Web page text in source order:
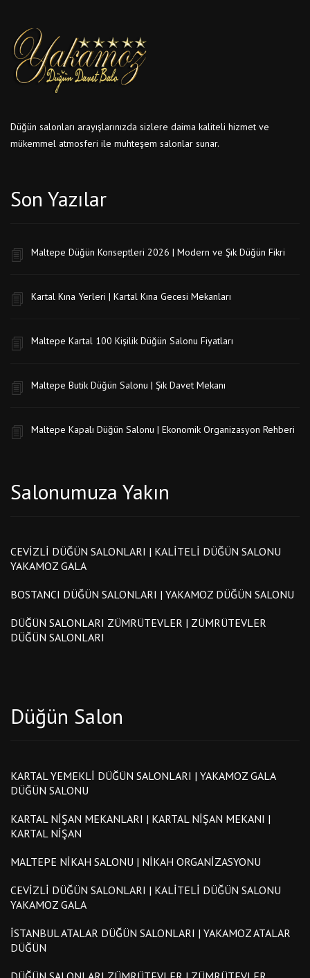
Düğün salonları arayışlarınızda sizlere daima kaliteli hizmet ve
mükemmel atmosferi ile muhteşem salonlar sunar.
Son Yazılar
Maltepe Düğün Konseptleri 2026 | Modern ve Şık Düğün Fikri
Kartal Kına Yerleri | Kartal Kına Gecesi Mekanları
Maltepe Kartal 100 Kişilik Düğün Salonu Fiyatları
Maltepe Butik Düğün Salonu | Şık Davet Mekanı
Maltepe Kapalı Düğün Salonu | Ekonomik Organizasyon Rehberi
Salonumuza Yakın
CEVIZLI DÜĞÜN SALONLARI | KALITELI DÜĞÜN SALONU
YAKAMOZ GALA
BOSTANCI DÜĞÜN SALONLARI | YAKAMOZ DÜĞÜN SALONU
DÜĞÜN SALONLARI ZÜMRÜTEVLER | ZÜMRÜTEVLER
DÜĞÜN SALONLARI
Düğün Salon
KARTAL YEMEKLI DÜĞÜN SALONLARI | YAKAMOZ GALA
DÜĞÜN SALONU
KARTAL NIŞAN MEKANLARI | KARTAL NIŞAN MEKANI |
KARTAL NIŞAN
MALTEPE NIKAH SALONU | NIKAH ORGANIZASYONU
CEVIZLI DÜĞÜN SALONLARI | KALITELI DÜĞÜN SALONU
YAKAMOZ GALA
İSTANBUL ATALAR DÜĞÜN SALONLARI | YAKAMOZ ATALAR
DÜĞÜN